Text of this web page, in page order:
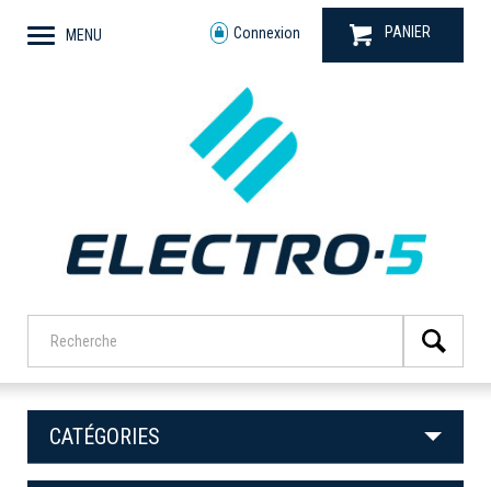
MENU Connexion PANIER
CATÉGORIES